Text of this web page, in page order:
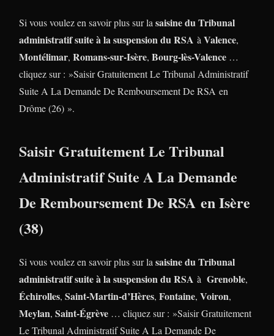
Si vous voulez en savoir plus sur la saisine du Tribunal
administratif suite à la suspension du RSA à Valence,
Montélimar, Romans-sur-Isère, Bourg-lès-Valence …
cliquez sur : »Saisir Gratuitement Le Tribunal Administratif
Suite A La Demande De Remboursement De RSA en
Drôme (26) ».
Saisir Gratuitement Le Tribunal
Administratif Suite A La Demande
De Remboursement De RSA en Isère
(38)
Si vous voulez en savoir plus sur la saisine du Tribunal
administratif suite à la suspension du RSA à Grenoble,
Échirolles, Saint-Martin-d’Hères, Fontaine, Voiron,
Meylan, Saint-Égrève … cliquez sur : »Saisir Gratuitement
Le Tribunal Administratif Suite A La Demande De